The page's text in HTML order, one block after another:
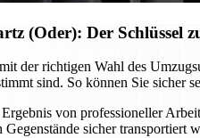
(Oder): Der Schlüssel
der richtigen Wahl des
sind. So können Sie sicher
von professioneller
sicher transportiert